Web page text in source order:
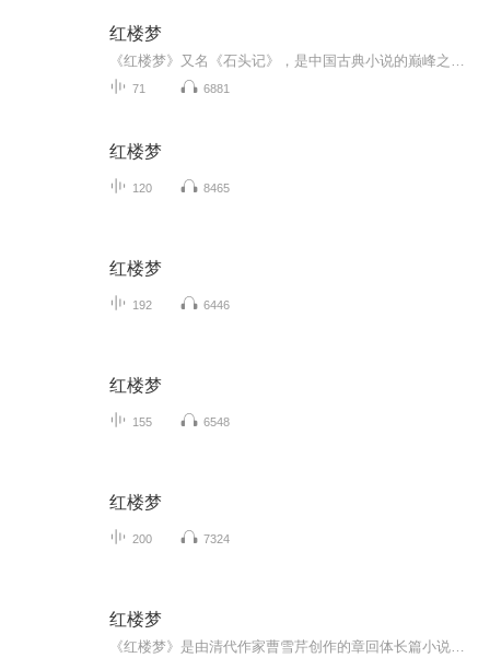
红楼梦
71 6881
红楼梦
120 8465
红楼梦
192 6446
红楼梦
155 6548
红楼梦
200 7324
红楼梦